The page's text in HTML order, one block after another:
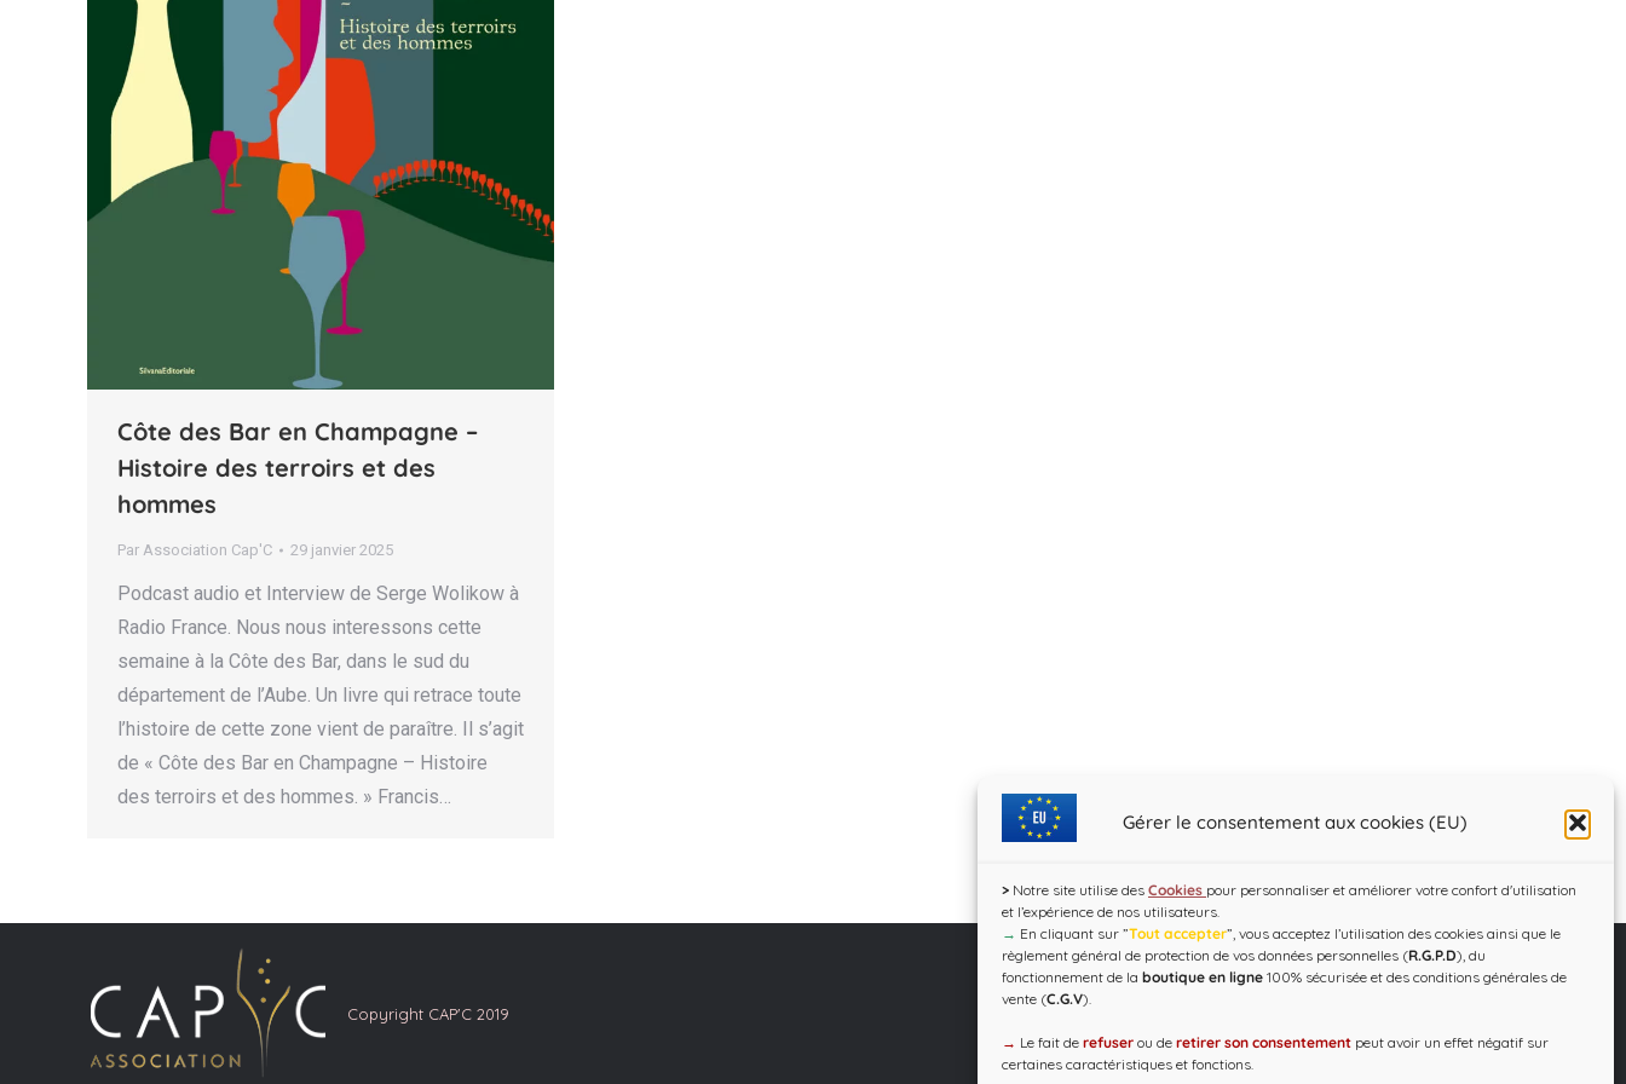
Gérer le consentement aux cookies (EU)
> Notre site utilise des Cookies pour personnaliser et améliorer votre confort d'utilisation
et l’expérience de nos utilisateurs.
→ En cliquant sur ”Tout accepter”, vous acceptez l’utilisation des cookies ainsi que le
règlement général de protection de vos données personnelles (R.G.P.D), du
fonctionnement de la boutique en ligne 100% sécurisée et des conditions générales de
vente (C.G.V).
→ Le fait de refuser ou de retirer son consentement peut avoir un effet négatif sur
certaines caractéristiques et fonctions.
Côte des Bar en Champagne –
Histoire des terroirs et des
hommes
Par Association Cap'C 29 janvier 2025
Podcast audio et Interview de Serge Wolikow à
Radio France. Nous nous interessons cette
semaine à la Côte des Bar, dans le sud du
département de l’Aube. Un livre qui retrace toute
l’histoire de cette zone vient de paraître. Il s’agit
de « Côte des Bar en Champagne – Histoire
des terroirs et des hommes. » Francis…
Copyright CAP'C 2019